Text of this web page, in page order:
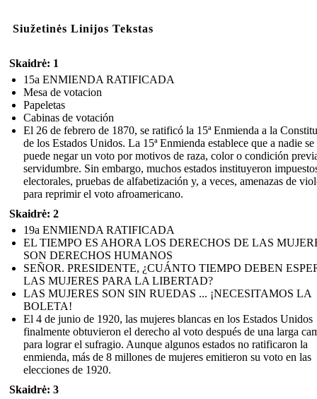
Siužetinės Linijos Tekstas
Skaidrė: 1
15a ENMIENDA RATIFICADA
Mesa de votacion
Papeletas
Cabinas de votación
El 26 de febrero de 1870, se ratificó la 15ª Enmienda a la
de los Estados Unidos. La 15ª Enmienda establece que a nadie se
puede negar un voto por motivos de raza, color o condición
servidumbre. Sin embargo, muchos estados instituyeron
electorales, pruebas de alfabetización y, a veces, amenazas de
para reprimir el voto afroamericano.
Skaidrė: 2
19a ENMIENDA RATIFICADA
EL TIEMPO ES AHORA LOS DERECHOS DE LAS
SON DERECHOS HUMANOS
SEÑOR. PRESIDENTE, ¿CUÁNTO TIEMPO DEBEN
LAS MUJERES PARA LA LIBERTAD?
LAS MUJERES SON SIN RUEDAS ... ¡NECESITAMOS LA
BOLETA!
El 4 de junio de 1920, las mujeres blancas en los Estados Unidos
finalmente obtuvieron el derecho al voto después de una larga
para lograr el sufragio. Aunque algunos estados no ratificaron la
enmienda, más de 8 millones de mujeres emitieron su voto en las
elecciones de 1920.
Skaidrė: 3